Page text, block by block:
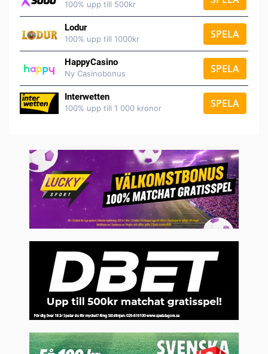
100% upp till 500kr
Lodur
100% upp till 1000kr SPELA
HappyCasino
Ny Casinobonus SPELA
Interwetten
100% upp till 1 000 kronor SPELA